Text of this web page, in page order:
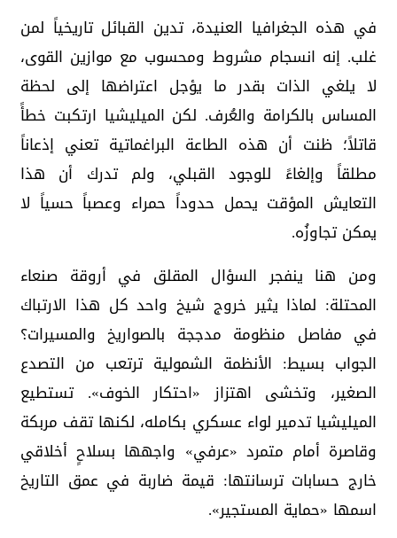
في هذه الجغرافيا العنيدة، تدين القبائل تاريخياً لمن
غلب. إنه انسجام مشروط ومحسوب مع موازين القوى،
لا يلغي الذات بقدر ما يؤجل اعتراضها إلى لحظة
المساس بالكرامة والعُرف. لكن الميليشيا ارتكبت خطأً
قاتلاً؛ ظنت أن هذه الطاعة البراغماتية تعني إذعاناً
مطلقاً وإلغاءً للوجود القبلي، ولم تدرك أن هذا
التعايش المؤقت يحمل حدوداً حمراء وعصباً حسياً لا
يمكن تجاوزُه.
ومن هنا ينفجر السؤال المقلق في أروقة صنعاء
المحتلة: لماذا يثير خروج شيخ واحد كل هذا الارتباك
في مفاصل منظومة مدججة بالصواريخ والمسيرات؟
الجواب بسيط: الأنظمة الشمولية ترتعب من التصدع
الصغير، وتخشى اهتزاز «احتكار الخوف». تستطيع
الميليشيا تدمير لواء عسكري بكامله، لكنها تقف مربكة
وقاصرة أمام متمرد «عرفي» واجهها بسلاحٍ أخلاقي
خارج حسابات ترسانتها: قيمة ضاربة في عمق التاريخ
اسمها «حماية المستجير».